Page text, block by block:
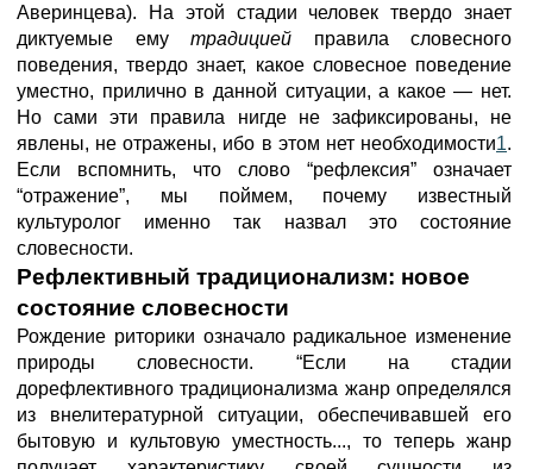
Аверинцева). На этой стадии человек твердо знает
диктуемые емутрадицией правила словесного
поведения, твердо знает, какое словесное поведение
уместно, прилично в данной ситуации, а какое — нет.
Но сами эти правила нигде не зафиксированы, не
явлены, не отражены, ибо в этом нет необходимости1.
Если вспомнить, что слово “рефлексия” означает
“отражение”, мы поймем, почему известный
культуролог именно так назвал это состояние
словесности.
Рефлективный традиционализм: новое
состояние словесности
Рождение риторики означало радикальное изменение
природы словесности. “Если на стадии
дорефлективного традиционализма жанр определялся
из внелитературной ситуации, обеспечивавшей его
бытовую и культовую уместность..., то теперь жанр